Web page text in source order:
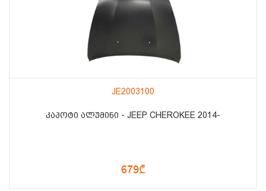
JE2003100
ᲙᲐᲞᲝᲢᲘ ᲐᲚᲣᲛᲘᲜᲘ - JEEP CHEROKEE 2014-
679₾